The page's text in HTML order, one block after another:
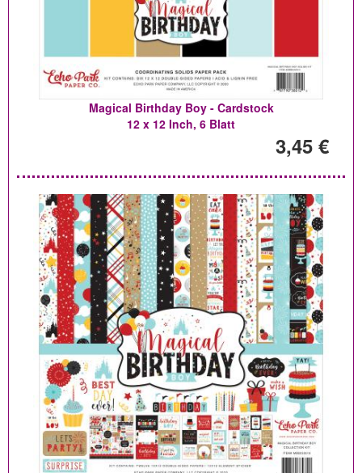
Magical Birthday Boy - Cardstock
12 x 12 Inch, 6 Blatt
3,45 €